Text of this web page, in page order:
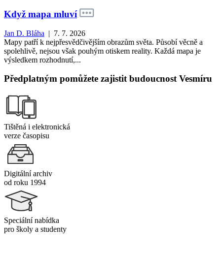
Když mapa mluví
Jan D. Bláha | 7. 7. 2026
Mapy patří k nejpřesvědčivějším obrazům světa. Působí věcně a
spolehlivě, nejsou však pouhým otiskem reality. Každá mapa je
výsledkem rozhodnutí,...
Předplatným pomůžete zajistit budoucnost Vesmíru
Tištěná i elektronická
verze časopisu
Digitální archiv
od roku 1994
Speciální nabídka
pro školy a studenty